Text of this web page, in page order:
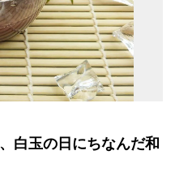
白玉の日にちなんだ和